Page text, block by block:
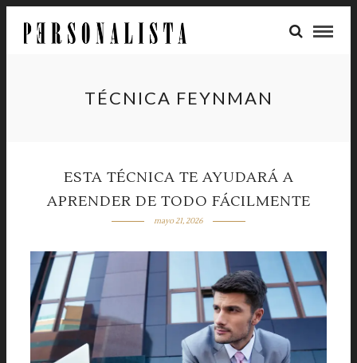
TÉCNICA FEYNMAN
ESTA TÉCNICA TE AYUDARÁ A
APRENDER DE TODO FÁCILMENTE
mayo 21, 2026